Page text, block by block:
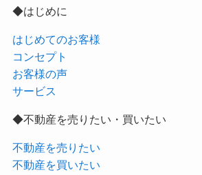
◆はじめに
はじめてのお客様
コンセプト
お客様の声
サービス
◆不動産を売りたい・買いたい
不動産を売りたい
不動産を買いたい